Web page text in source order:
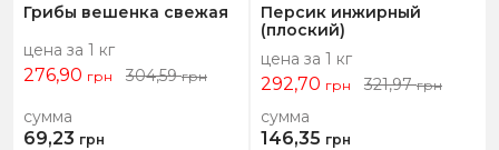
Грибы вешенка свежая
цена за 1 кг
276,90 грн 304,59грн
сумма
69,23 грн
Персик инжирный
(плоский)
цена за 1 кг
292,70 грн 321,97грн
сумма
146,35 грн